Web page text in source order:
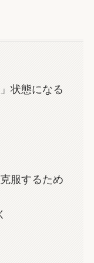
状態になる
服するため